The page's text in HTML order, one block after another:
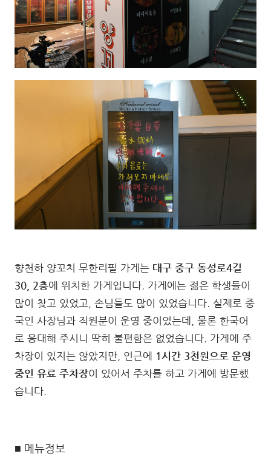
향천하 양꼬치 무한리필 가게는 대구 중구 동성로4길
30, 2층에 위치한 가게입니다. 가게에는 젊은 학생들이
많이 찾고 있었고, 손님들도 많이 있었습니다. 실제로 중
국인 사장님과 직원분이 운영 중이었는데, 물론 한국어
로 응대해 주시니 딱히 불편함은 없었습니다. 가게에 주
차장이 있지는 않았지만, 인근에 1시간 3천원으로 운영
중인 유료 주차장이 있어서 주차를 하고 가게에 방문했
습니다.
■ 메뉴정보